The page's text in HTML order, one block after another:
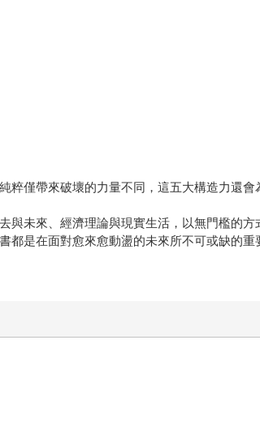
粹僅帶來破壞的力量不同，這五大構造力還會
與未來、經濟理論與現實生活，以無門檻的
是在面對愈來愈動盪的未來所不可或缺的重